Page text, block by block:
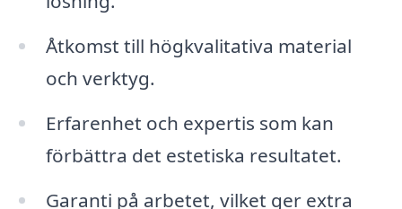
Åtkomst till högkvalitativa material
och verktyg.
Erfarenhet och expertis som kan
förbättra det estetiska resultatet.
Garanti på arbetet, vilket ger extra